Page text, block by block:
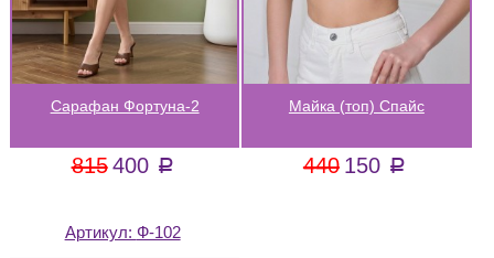
Сарафан Фортуна-2
815 400 a
Майка (топ) Спайс
440 150 a
Артикул: Ф-102